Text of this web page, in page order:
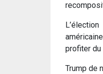
profiter
Trump de